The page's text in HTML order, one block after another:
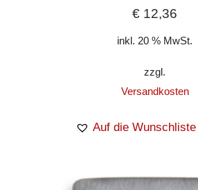
€ 12,36
inkl. 20 % MwSt.
zzgl.
Versandkosten
Auf die